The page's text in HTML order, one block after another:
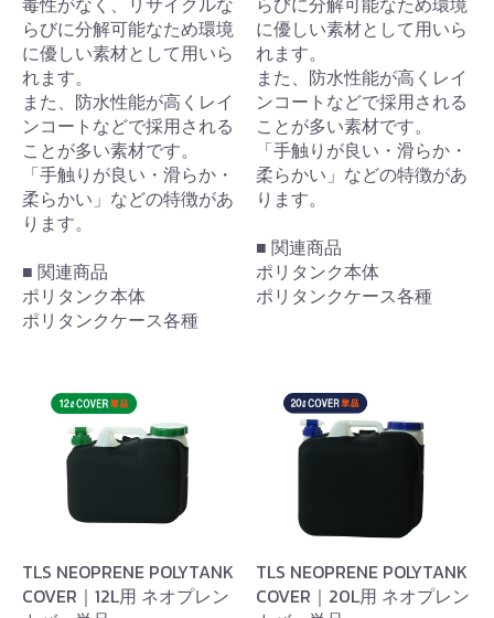
らびに分解可能なため環境
に優しい素材として用いら
れます。
また、防水性能が高くレイ
ンコートなどで採用される
ことが多い素材です。
「手触りが良い・滑らか・
柔らかい」などの特徴があ
ります。
■ 関連商品
ポリタンク本体
ポリタンクケース各種
に優しい素材として用いら
れます。
また、防水性能が高くレイ
ンコートなどで採用される
ことが多い素材です。
「手触りが良い・滑らか・
柔らかい」などの特徴があ
ります。
■ 関連商品
ポリタンク本体
ポリタンクケース各種
TLS NEOPRENE POLYTANK
COVER｜12L用 ネオプレン
TLS NEOPRENE POLYTANK
COVER｜20L用 ネオプレン